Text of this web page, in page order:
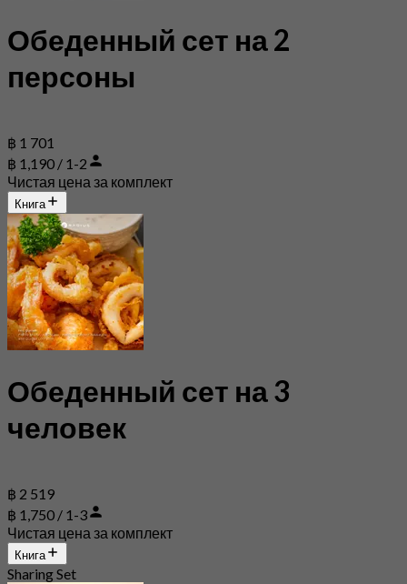
Обеденный сет на 2
персоны
฿ 1 701
฿ 1,190 / 1-2
Чистая цена за комплект
Книга
Обеденный сет на 3
человек
฿ 2 519
฿ 1,750 / 1-3
Чистая цена за комплект
Книга
Sharing Set